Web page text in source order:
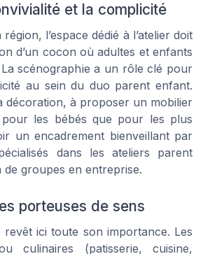
et la complicité
l’espace dédié à l’atelier doit
d’un cocon où adultes et enfants
La scénographie a un rôle clé pour
au sein du duo parent enfant.
décoration, à proposer un mobilier
pour les bébés que pour les plus
un encadrement bienveillant par
dans les ateliers parent
groupes en entreprise.
porteuses de sens
ici toute son importance. Les
culinaires (patisserie, cuisine,